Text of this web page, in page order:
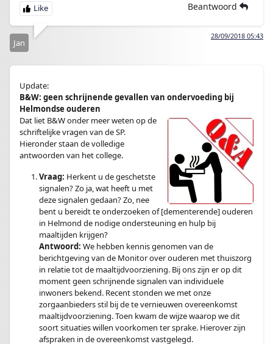
Beantwoord
28/09/2018 05:43
Jan
Update:
B&W: geen schrijnende gevallen van ondervoeding bij
Helmondse ouderen
Dat liet B&W onder meer weten op de
schriftelijke vragen van de SP.
Hieronder staan de volledige
antwoorden van het college.
Vraag: Herkent u de geschetste
signalen? Zo ja, wat heeft u met
deze signalen gedaan? Zo, nee
bent u bereidt te onderzoeken of [dementerende] ouderen
in Helmond de nodige ondersteuning en hulp bij
maaltijden krijgen?
Antwoord: We hebben kennis genomen van de
berichtgeving van de Monitor over ouderen met thuiszorg
in relatie tot de maaltijdvoorziening. Bij ons zijn er op dit
moment geen schrijnende signalen van individuele
inwoners bekend. Recent stonden we met onze
zorgaanbieders stil bij de te vernieuwen overeenkomst
maaltijdvoorziening. Toen kwam de wijze waarop we dit
soort situaties willen voorkomen ter sprake. Hierover zijn
afspraken in de overeenkomst vastgelegd.